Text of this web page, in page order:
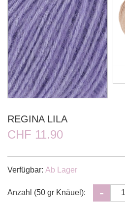
REGINA LILA
CHF 11.90
Verfügbar: Ab Lager
Anzahl (50 gr Knäuel):